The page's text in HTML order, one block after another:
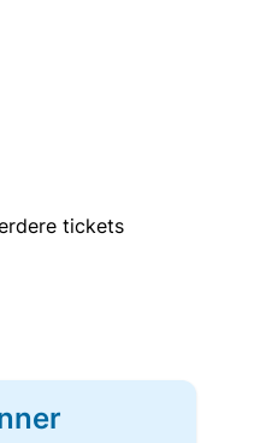
tickets